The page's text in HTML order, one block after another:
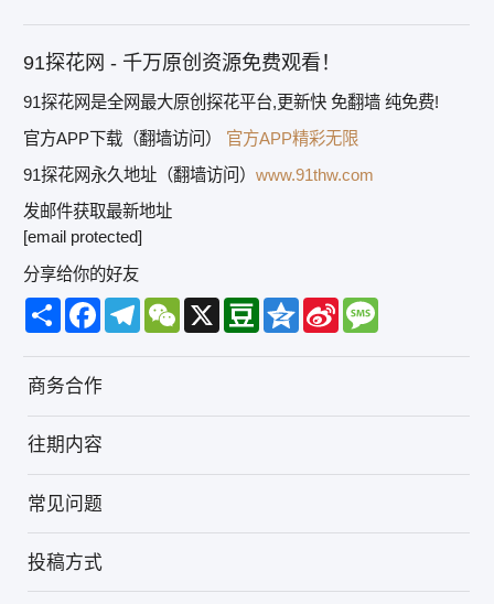
91探花网 - 千万原创资源免费观看！
91探花网是全网最大原创探花平台,更新快 免翻墙 纯免费!
官方APP下载（翻墙访问）
官方APP精彩无限
91探花网永久地址（翻墙访问） www.91thw.com
发邮件获取最新地址
[email protected]
分享给你的好友
Share FacebookTelegramWeChat
X DoubanQzoneSina
Weibo
Message
商务合作
往期内容
常见问题
投稿方式